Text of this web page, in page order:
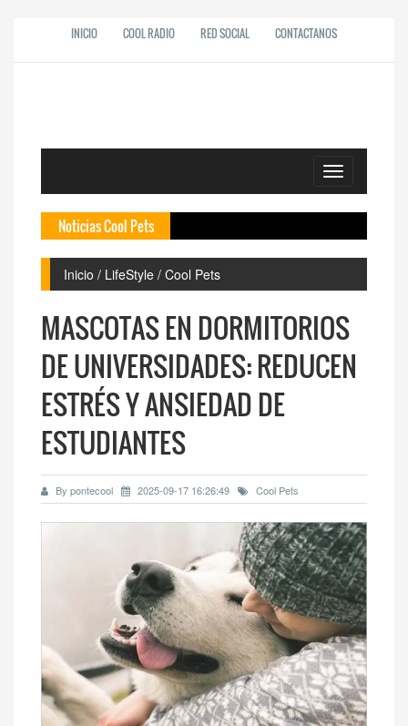
INICIO COOL RADIO RED SOCIAL CONTACTANOS
Toggle
navigation
Noticias Cool Pets
Inicio / LifeStyle / Cool Pets
MASCOTAS EN DORMITORIOS
DE UNIVERSIDADES: REDUCEN
ESTRÉS Y ANSIEDAD DE
ESTUDIANTES
By pontecool 2025-09-17 16:26:49 Cool Pets